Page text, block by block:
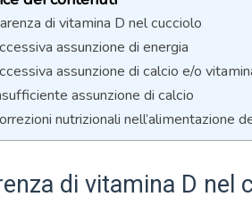
di vitamina D nel cucciolo
assunzione di energia
assunzione di calcio e/o
assunzione di calcio
nutrizionali nell’alimentazione
di vitamina D nel